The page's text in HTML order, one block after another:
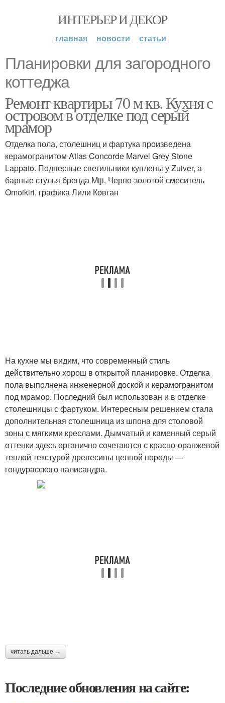
ИНТЕРЬЕР И ДЕКОР
главная новости статьи
Планировки для загородного
коттеджа
Ремонт квартиры 70 м кв. Кухня с
островом в отделке под серый
мрамор
Отделка пола, столешниц и фартука произведена
керамогранитом Atlas Concorde Marvel Grey Stone
Lappato. Подвесные светильники куплены у Zuiver, а
барные стулья бренда Miji. Черно-золотой смеситель
Omoikiri, графика Лили Ковган
На кухне мы видим, что современный стиль
действительно хорош в открытой планировке. Отделка
пола выполнена инженерной доской и керамогранитом
под мрамор. Последний был использован и в отделке
столешницы с фартуком. Интересным решением стала
дополнительная столешница из шпона для столовой
зоны с мягкими креслами. Дымчатый и каменный серый
оттенки здесь органично сочетаются с красно-оранжевой
теплой текстурой древесины ценной породы —
гондурасского палисандра.
читать дальше →
Последние обновления на сайте: